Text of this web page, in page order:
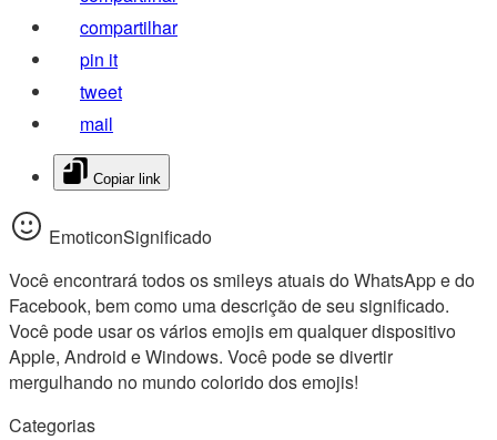
compartilhar
pin it
tweet
mail
Copiar link
EmoticonSignificado
Você encontrará todos os smileys atuais do WhatsApp e do
Facebook, bem como uma descrição de seu significado.
Você pode usar os vários emojis em qualquer dispositivo
Apple, Android e Windows. Você pode se divertir
mergulhando no mundo colorido dos emojis!
Categorias